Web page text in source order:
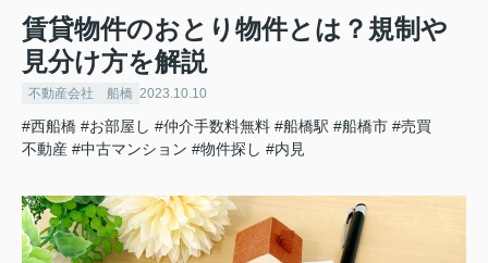
賃貸物件のおとり物件とは？規制や
見分け方を解説
不動産会社 船橋 2023.10.10
#西船橋 #お部屋し #仲介手数料無料 #船橋駅 #船橋市 #売買
不動産 #中古マンション #物件探し #内見